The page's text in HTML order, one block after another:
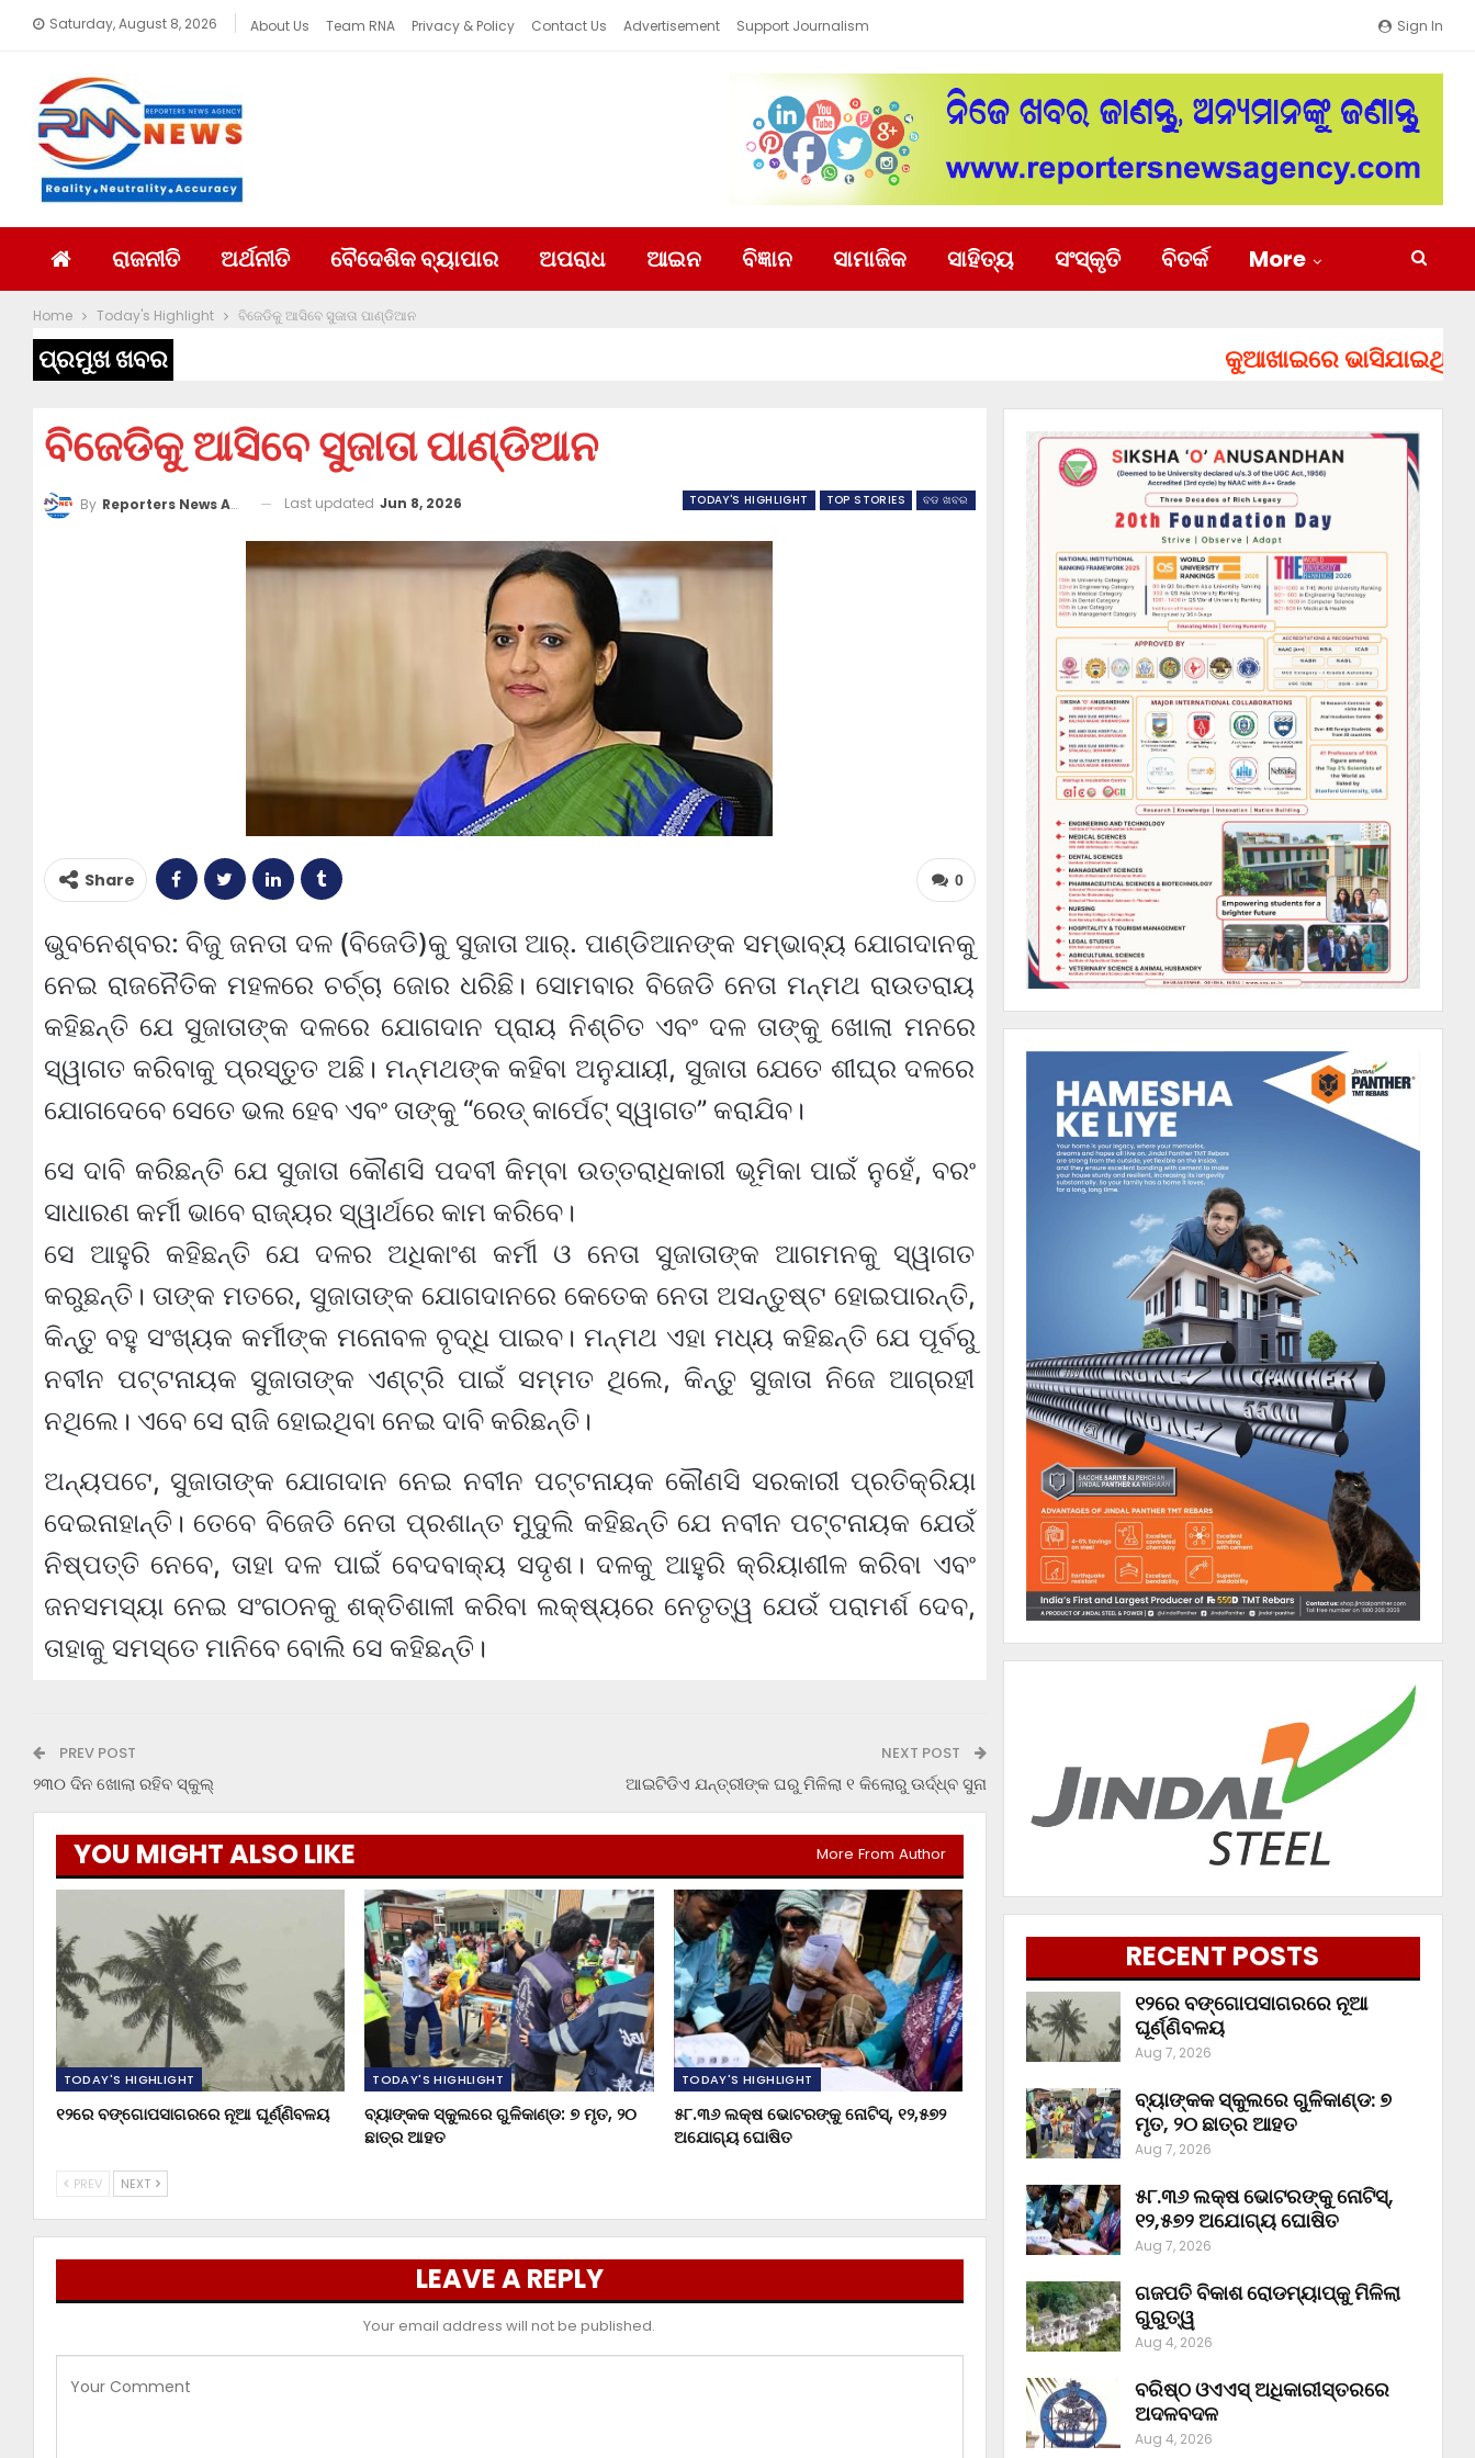
Sign In
Saturday, August 8, 2026 About Us Team RNA Privacy & Policy Contact Us Advertisement Support Journalism
ରାଜନୀତି ଅର୍ଥନୀତି ବୈଦେଶିକ ବ୍ୟାପାର ଅପରାଧ ଆଇନ ବିଜ୍ଞାନ ସାମାଜିକ ସାହିତ୍ୟ ସଂସ୍କୃତି ବିତର୍କ More
Home Today's Highlight ବିଜେଡିକୁ ଆସିବେ ସୁଜାତା ପାଣ୍ଡିଆନ
ପ୍ରମୁଖ ଖବର କୁଆଖାଇରେ ଭାସିଯାଇଥିବା
ବିଜେଡିକୁ ଆସିବେ ସୁଜାତା ପାଣ୍ଡିଆନ
TODAY'S HIGHLIGHT TOP STORIES ବଡ ଖବର
By Reporters News Agency Last updated Jun 8, 2026
0
Share
ଭୁବନେଶ୍ବର: ବିଜୁ ଜନତା ଦଳ (ବିଜେଡି)କୁ ସୁଜାତା ଆର୍. ପାଣ୍ଡିଆନଙ୍କ ସମ୍ଭାବ୍ୟ ଯୋଗଦାନକୁ
ନେଇ ରାଜନୈତିକ ମହଳରେ ଚର୍ଚ୍ଚା ଜୋର ଧରିଛି। ସୋମବାର ବିଜେଡି ନେତା ମନ୍ମଥ ରାଉତରାୟ
କହିଛନ୍ତି ଯେ ସୁଜାତାଙ୍କ ଦଳରେ ଯୋଗଦାନ ପ୍ରାୟ ନିଶ୍ଚିତ ଏବଂ ଦଳ ତାଙ୍କୁ ଖୋଲା ମନରେ
ସ୍ୱାଗତ କରିବାକୁ ପ୍ରସ୍ତୁତ ଅଛି। ମନ୍ମଥଙ୍କ କହିବା ଅନୁଯାୟୀ, ସୁଜାତା ଯେତେ ଶୀଘ୍ର ଦଳରେ
ଯୋଗଦେବେ ସେତେ ଭଲ ହେବ ଏବଂ ତାଙ୍କୁ “ରେଡ୍ କାର୍ପେଟ୍ ସ୍ୱାଗତ” କରାଯିବ।
ସେ ଦାବି କରିଛନ୍ତି ଯେ ସୁଜାତା କୌଣସି ପଦବୀ କିମ୍ବା ଉତ୍ତରାଧିକାରୀ ଭୂମିକା ପାଇଁ ନୁହେଁ, ବରଂ
ସାଧାରଣ କର୍ମୀ ଭାବେ ରାଜ୍ୟର ସ୍ୱାର୍ଥରେ କାମ କରିବେ।
ସେ ଆହୁରି କହିଛନ୍ତି ଯେ ଦଳର ଅଧିକାଂଶ କର୍ମୀ ଓ ନେତା ସୁଜାତାଙ୍କ ଆଗମନକୁ ସ୍ୱାଗତ
କରୁଛନ୍ତି। ତାଙ୍କ ମତରେ, ସୁଜାତାଙ୍କ ଯୋଗଦାନରେ କେତେକ ନେତା ଅସନ୍ତୁଷ୍ଟ ହୋଇପାରନ୍ତି,
କିନ୍ତୁ ବହୁ ସଂଖ୍ୟକ କର୍ମୀଙ୍କ ମନୋବଳ ବୃଦ୍ଧି ପାଇବ। ମନ୍ମଥ ଏହା ମଧ୍ୟ କହିଛନ୍ତି ଯେ ପୂର୍ବରୁ
ନବୀନ ପଟ୍ଟନାୟକ ସୁଜାତାଙ୍କ ଏଣ୍ଟ୍ରି ପାଇଁ ସମ୍ମତ ଥିଲେ, କିନ୍ତୁ ସୁଜାତା ନିଜେ ଆଗ୍ରହୀ
ନଥିଲେ। ଏବେ ସେ ରାଜି ହୋଇଥିବା ନେଇ ଦାବି କରିଛନ୍ତି।
ଅନ୍ୟପଟେ, ସୁଜାତାଙ୍କ ଯୋଗଦାନ ନେଇ ନବୀନ ପଟ୍ଟନାୟକ କୌଣସି ସରକାରୀ ପ୍ରତିକ୍ରିୟା
ଦେଇନାହାନ୍ତି। ତେବେ ବିଜେଡି ନେତା ପ୍ରଶାନ୍ତ ମୁଦୁଲି କହିଛନ୍ତି ଯେ ନବୀନ ପଟ୍ଟନାୟକ ଯେଉଁ
ନିଷ୍ପତ୍ତି ନେବେ, ତାହା ଦଳ ପାଇଁ ବେଦବାକ୍ୟ ସଦୃଶ। ଦଳକୁ ଆହୁରି କ୍ରିୟାଶୀଳ କରିବା ଏବଂ
ଜନସମସ୍ୟା ନେଇ ସଂଗଠନକୁ ଶକ୍ତିଶାଳୀ କରିବା ଲକ୍ଷ୍ୟରେ ନେତୃତ୍ୱ ଯେଉଁ ପରାମର୍ଶ ଦେବ,
ତାହାକୁ ସମସ୍ତେ ମାନିବେ ବୋଲି ସେ କହିଛନ୍ତି।
PREV POST
୨୩୦ ଦିନ ଖୋଲା ରହିବ ସ୍କୁଲ୍
NEXT POST
ଆଇଟିଡିଏ ଯନ୍ତ୍ରୀଙ୍କ ଘରୁ ମିଳିଲା ୧ କିଲୋରୁ ଊର୍ଦ୍ଧ୍ବ ସୁନା
YOU MIGHT ALSO LIKE More From Author
TODAY'S HIGHLIGHT
୧୨ରେ ବଙ୍ଗୋପସାଗରରେ ନୂଆ ଘୂର୍ଣ୍ଣିବଳୟ
TODAY'S HIGHLIGHT
ବ୍ୟାଙ୍କକ ସ୍କୁଲରେ ଗୁଳିକାଣ୍ଡ: ୭ ମୃତ, ୨୦
ଛାତ୍ର ଆହତ
TODAY'S HIGHLIGHT
୫୮.୩୬ ଲକ୍ଷ ଭୋଟରଙ୍କୁ ନୋଟିସ୍‌, ୧୨,୫୭୨
ଅଯୋଗ୍ୟ ଘୋଷିତ
PREV NEXT
LEAVE A REPLY
Your email address will not be published.
RECENT POSTS
୧୨ରେ ବଙ୍ଗୋପସାଗରରେ ନୂଆ
ଘୂର୍ଣ୍ଣିବଳୟ
Aug 7, 2026
ବ୍ୟାଙ୍କକ ସ୍କୁଲରେ ଗୁଳିକାଣ୍ଡ: ୭
ମୃତ, ୨୦ ଛାତ୍ର ଆହତ
Aug 7, 2026
୫୮.୩୬ ଲକ୍ଷ ଭୋଟରଙ୍କୁ ନୋଟିସ୍‌,
୧୨,୫୭୨ ଅଯୋଗ୍ୟ ଘୋଷିତ
Aug 7, 2026
ଗଜପତି ବିକାଶ ରୋଡମ୍ୟାପ୍‌କୁ ମିଳିଲା
ଗୁରୁତ୍ୱ
Aug 4, 2026
ବରିଷ୍ଠ ଓଏଏସ୍‌ ଅଧିକାରୀସ୍ତରରେ
ଅଦଳବଦଳ
Aug 4, 2026